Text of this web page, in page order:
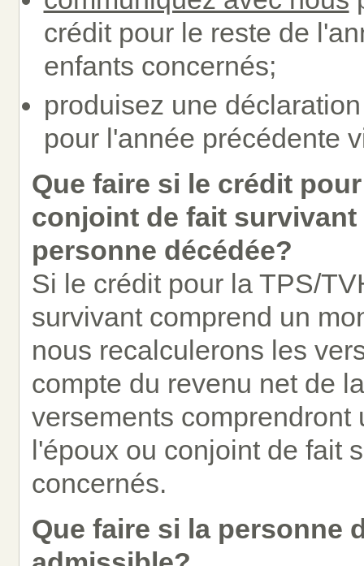
crédit pour le reste de
enfants concernés;
produisez une
pour l'année précédente
Que faire si le crédit
conjoint de fait
personne décédée?
Si le crédit pour la TPS/
survivant comprend un
nous recalculerons les
compte du revenu net de
versements
l'époux ou conjoint de fait
concernés.
Que faire si la personne